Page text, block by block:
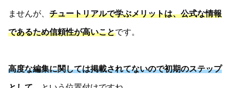
ませんが、 チュートリアルで学ぶメリットは、公式な情報
であるため信頼性が高いことです。
高度な編集に関しては掲載されてないので初期のステップ